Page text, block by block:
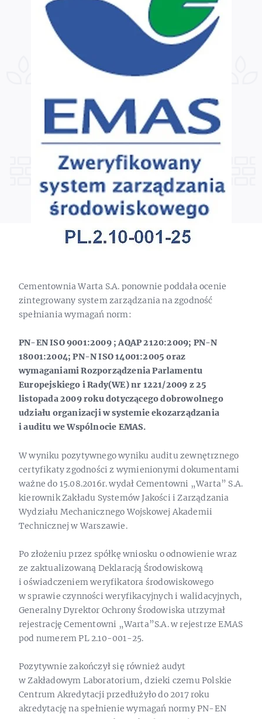
Cementownia Warta S.A. ponownie poddała ocenie
zintegrowany system zarządzania na zgodność
spełniania wymagań norm:
PN-EN ISO 9001:2009 ; AQAP 2120:2009; PN-N
18001:2004; PN-N ISO 14001:2005 oraz
wymaganiami Rozporządzenia Parlamentu
Europejskiego i Rady(WE) nr 1221/2009 z 25
listopada 2009 roku dotyczącego dobrowolnego
udziału organizacji w systemie ekozarządzania
i auditu we Wspólnocie EMAS.
W wyniku pozytywnego wyniku auditu zewnętrznego
certyfikaty zgodności z wymienionymi dokumentami
ważne do 15.08.2016r. wydał Cementowni „Warta” S.A.
kierownik Zakładu Systemów Jakości i Zarządzania
Wydziału Mechanicznego Wojskowej Akademii
Technicznej w Warszawie.
Po złożeniu przez spółkę wniosku o odnowienie wraz
ze zaktualizowaną Deklaracją Środowiskową
i oświadczeniem weryfikatora środowiskowego
w sprawie czynności weryfikacyjnych i walidacyjnych,
Generalny Dyrektor Ochrony Środowiska utrzymał
rejestrację Cementowni „Warta”S.A. w rejestrze EMAS
pod numerem PL 2.10-001-25.
Pozytywnie zakończył się również audyt
w Zakładowym Laboratorium, dzieki czemu Polskie
Centrum Akredytacji przedłużyło do 2017 roku
akredytację na spełnienie wymagań normy PN-EN